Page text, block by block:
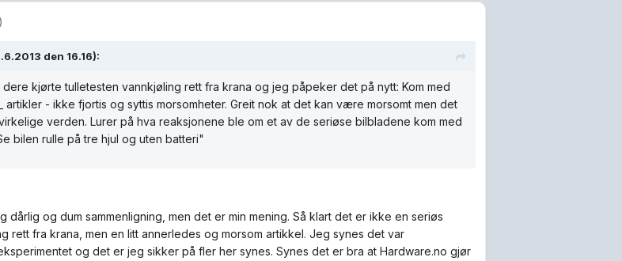
den 16.16):
kjørte tulletesten vannkjøling rett fra krana og jeg påpeker det på nytt: Kom med
artikler - ikke fjortis og syttis morsomheter. Greit nok at det kan være morsomt men det
verden. Lurer på hva reaksjonene ble om et av de seriøse bilbladene kom med
bilen rulle på tre hjul og uten batteri"
dårlig og dum sammenligning, men det er min mening. Så klart det er ikke en seriøs
rett fra krana, men en litt annerledes og morsom artikkel. Jeg synes det var
og det er jeg sikker på fler her synes. Synes det er bra at Hardware.no gjør